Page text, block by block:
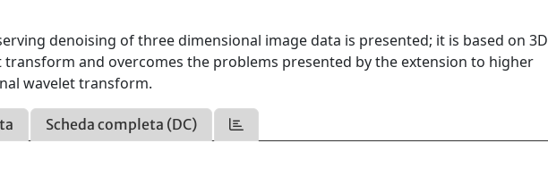
denoising of three dimensional image data is presented; it is based on 3D
and overcomes the problems presented by the extension to higher
wavelet transform.
Scheda completa (DC)